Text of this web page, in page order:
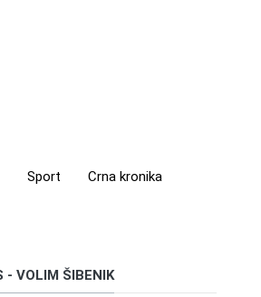
Sport Crna kronika
- VOLIM ŠIBENIK